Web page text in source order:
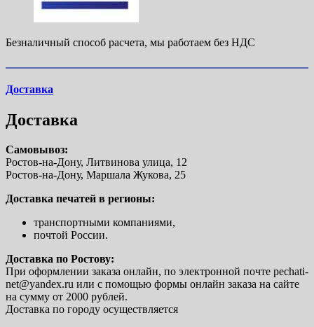
Безналичный способ расчета, мы работаем без НДС
Доставка
Доставка
Самовывоз:
Ростов-на-Дону, Литвинова улица, 12
Ростов-на-Дону, Маршала Жукова, 25
Доставка печатей в регионы:
транспортными компаниями,
почтой России.
Доставка по Ростову:
При оформлении заказа онлайн, по электронной почте pechati-
net@yandex.ru или с помощью формы онлайн заказа на сайте
на сумму от 2000 рублей.
Доставка по городу осуществляется